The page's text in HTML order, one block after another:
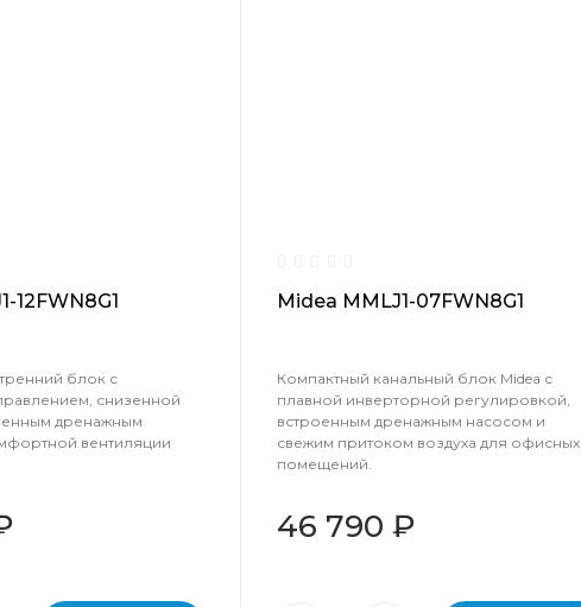
12FWN8G1
блок с
снизенной
дренажным
вентиляции
Midea MMLJ1-07FWN8G1
Компактный канальный блок Midea с
плавной инверторной регулировкой,
встроенным дренажным насосом и
свежим притоком воздуха для офисных
помещений.
46 790 ₽